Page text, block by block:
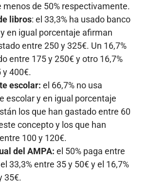
menos de 50% respectivamente.
libros: el 33,3% ha usado banco
en igual porcentaje afirman
entre 250 y 325€. Un 16,7%
entre 175 y 250€ y otro 16,7%
y 400€.
escolar: el 66,7% no usa
escolar y en igual porcentaje
los que han gastado entre 60
concepto y los que han
100 y 120€.
del AMPA: el 50% paga entre
33,3% entre 35 y 50€ y el 16,7%
35€.